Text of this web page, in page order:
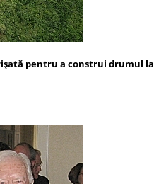
pentru a construi drumul la